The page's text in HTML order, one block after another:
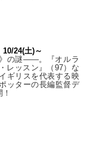
24(土)～
の謎――。『オルラ
レッスン』（97）な
ギリスを代表する映
ッターの長編監督デ